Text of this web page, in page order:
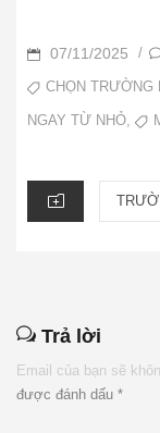
POSTED
ON
07/11/2025 /
TAGSCHỌN TRƯỜNG
NGAY TỪ NHỎ
Trả lời
Email của bạn sẽ
được đánh dấu *